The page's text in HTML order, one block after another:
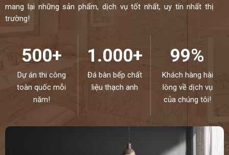
mang lại những sản phẩm, dịch vụ tốt nhất, uy tín nhất thị
trường!
500+
Dự án thi công
toàn quốc mỗi
năm!
1.000+
Đá bàn bếp chất
liệu thạch anh
99%
Khách hàng hài
lòng về dịch vụ
của chúng tôi!